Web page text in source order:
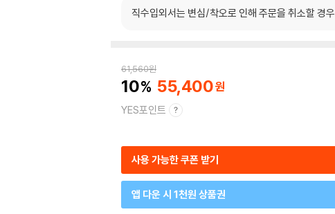
직수입외서는 변심/착오로 인해 주문을 취소할 경우
61,560원
10 55,400
YES포인트
사용 가능한 쿠폰 받기
앱 다운 시 1천원 상품권